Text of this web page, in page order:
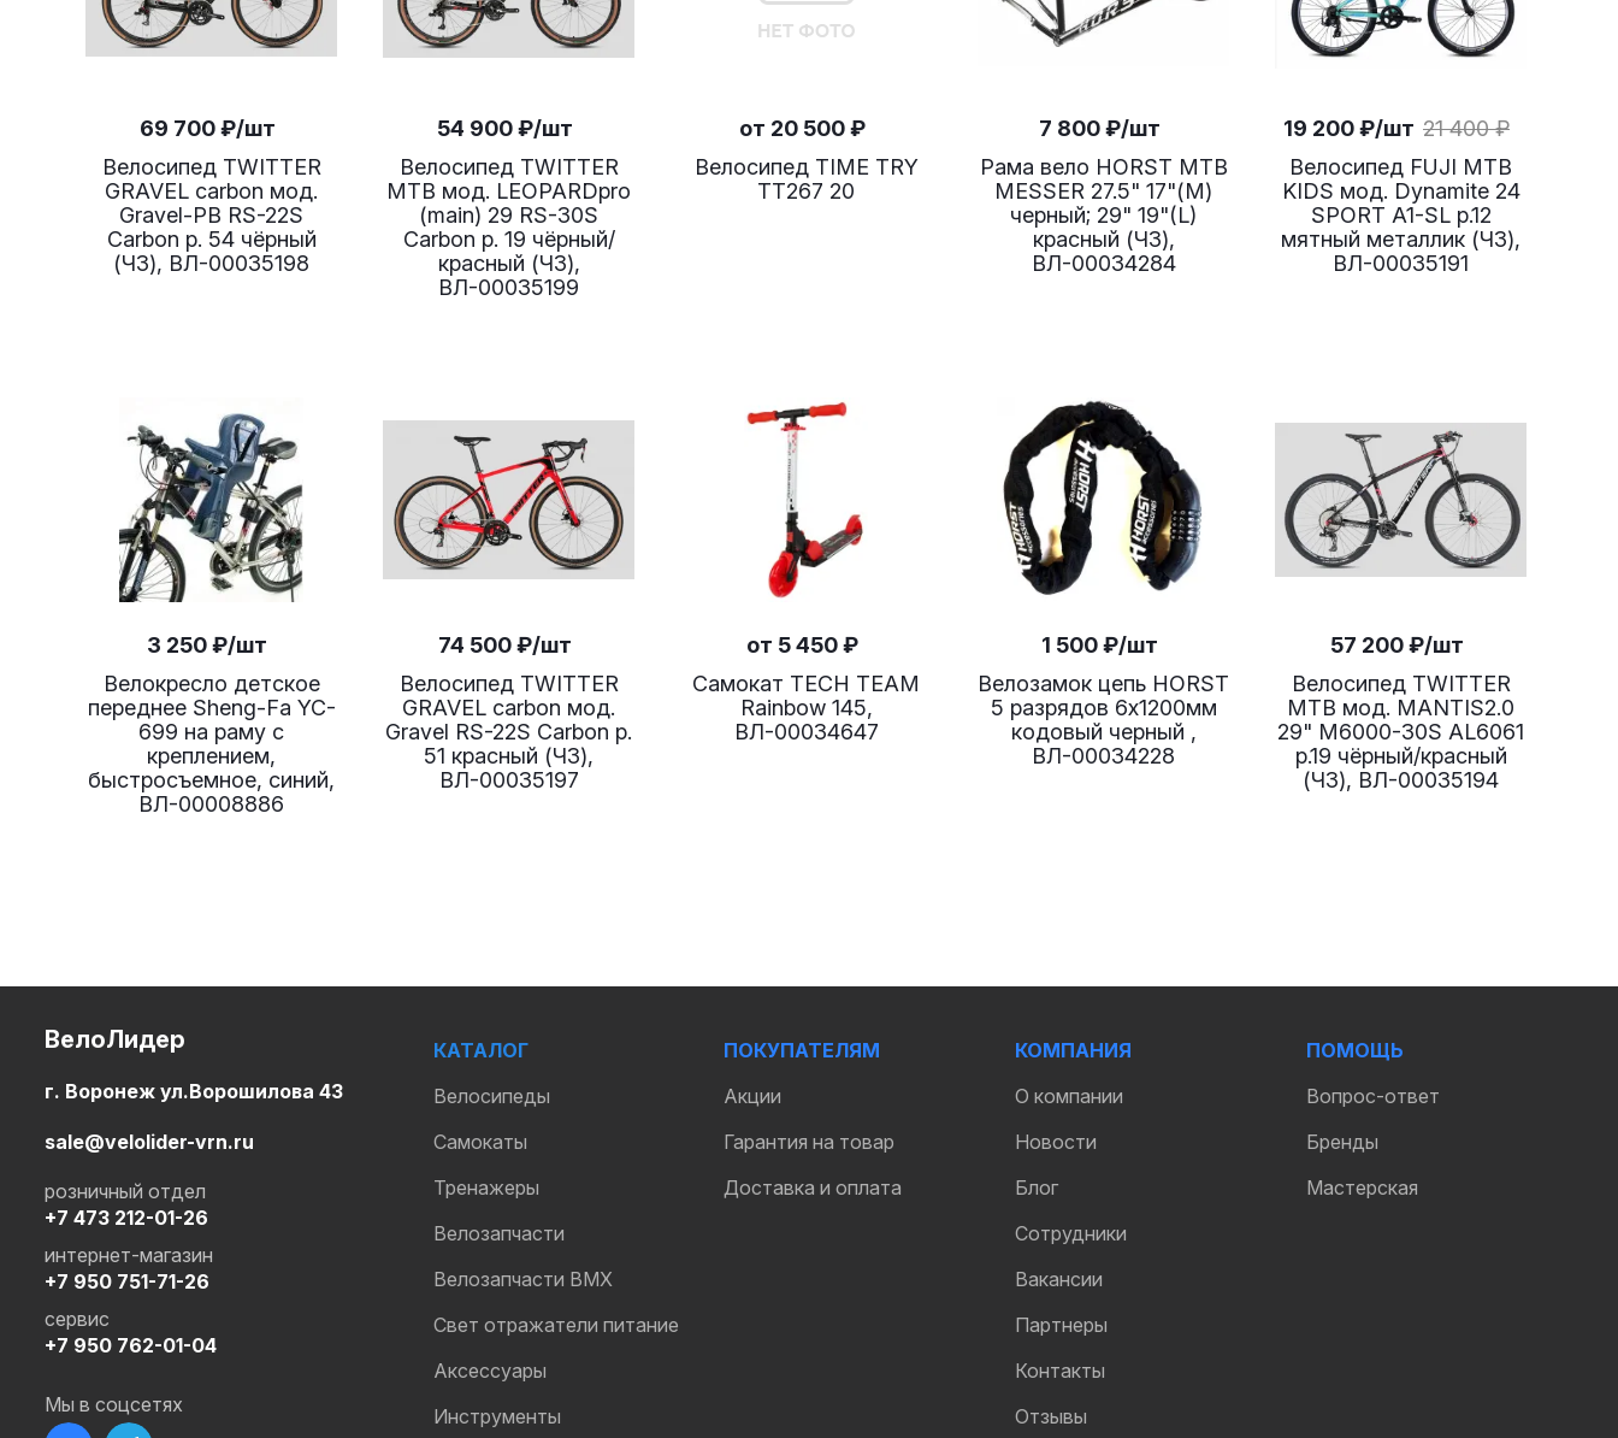
Велосипед TWITTER
GRAVEL carbon мод.
Gravel-PB RS-22S
Carbon р. 54 чёрный
(ЧЗ), ВЛ-00035198
69 700₽/шт
Велосипед TWITTER
MTB мод. LEOPARDpro
(main) 29 RS-30S
Carbon р. 19 чёрный/
красный (ЧЗ),
ВЛ-00035199
54 900₽/шт
Велосипед TIME TRY
TT267 20
от 20 500 ₽
Рама вело HORST MTB
MESSER 27.5" 17"(М)
черный; 29" 19"(L)
красный (ЧЗ),
ВЛ-00034284
7 800₽/шт
Велосипед FUJI MTB
KIDS мод. Dynamite 24
SPORT A1-SL р.12
мятный металлик (ЧЗ),
ВЛ-00035191
19 200₽/шт 21 400₽
Велокресло детское
переднее Sheng-Fa YC-
699 на раму с
креплением,
быстросъемное, синий,
ВЛ-00008886
3 250₽/шт
Велосипед TWITTER
GRAVEL carbon мод.
Gravel RS-22S Carbon р.
51 красный (ЧЗ),
ВЛ-00035197
74 500₽/шт
Самокат TECH TEAM
Rainbow 145,
ВЛ-00034647
от 5 450 ₽
Велозамок цепь HORST
5 разрядов 6х1200мм
кодовый черный ,
ВЛ-00034228
1 500₽/шт
Велосипед TWITTER
MTB мод. MANTIS2.0
29" M6000-30S AL6061
р.19 чёрный/красный
(ЧЗ), ВЛ-00035194
57 200₽/шт
ВелоЛидер
г. Воронеж ул.Ворошилова 43
sale@velolider-vrn.ru
+7 473 212-01-26
розничный отдел
+7 950 751-71-26
интернет-магазин
+7 950 762-01-04
сервис
Мы в соцсетях
КАТАЛОГ
Велосипеды
Самокаты
Тренажеры
Велозапчасти
Велозапчасти BMX
Свет отражатели питание
Аксессуары
Инструменты
ПОКУПАТЕЛЯМ
Акции
Гарантия на товар
Доставка и оплата
КОМПАНИЯ
О компании
Новости
Блог
Сотрудники
Вакансии
Партнеры
Контакты
Отзывы
ПОМОЩЬ
Вопрос-ответ
Бренды
Мастерская